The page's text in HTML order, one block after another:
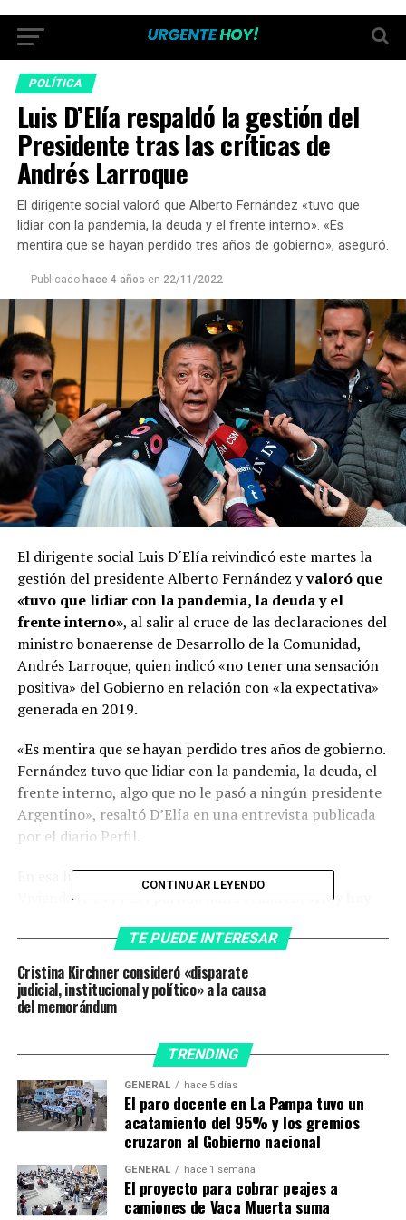
POLÍTICA
Luis D’Elía respaldó la gestión del
Presidente tras las críticas de
Andrés Larroque
El dirigente social valoró que Alberto Fernández «tuvo que
lidiar con la pandemia, la deuda y el frente interno». «Es
mentira que se hayan perdido tres años de gobierno», aseguró.
Publicado hace 4 años en 22/11/2022
El dirigente social Luis D´Elía reivindicó este martes la
gestión del presidente Alberto Fernández yvaloró que
«tuvo que lidiar con la pandemia, la deuda y el
frente interno», al salir al cruce de las declaraciones del
ministro bonaerense de Desarrollo de la Comunidad,
Andrés Larroque, quien indicó «no tener una sensación
positiva» del Gobierno en relación con «la expectativa»
generada en 2019.
«Es mentira que se hayan perdido tres años de gobierno.
Fernández tuvo que lidiar con la pandemia, la deuda, el
frente interno, algo que no le pasó a ningún presidente
Argentino», resaltó D’Elía en una entrevista publicada
por el diario Perfil.
En esa línea, el líder de la Federación de Tierra y
Vivienda (FTV) y del partido Miles remarcó:«Hoy hay
ordenamiento de la economía y un gobierno sin
corrupción».
«Es mentira que se hayan
perdido tres años de
gobierno. Fernández tuvo
que lidiar con la pandemia,
la deuda, el frente interno,
algo que no le pasó a
ningún presidente
CONTINUAR LEYENDO
TE PUEDE INTERESAR
Cristina Kirchner consideró «disparate
judicial, institucional y político» a la causa
del memorándum
TRENDING
GENERAL hace 5 días
El paro docente en La Pampa tuvo un
acatamiento del 95% y los gremios
cruzaron al Gobierno nacional
GENERAL hace 1 semana
El proyecto para cobrar peajes a
camiones de Vaca Muerta suma